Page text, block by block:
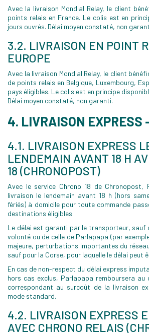
Avec la livraison Mondial Relay, le client
points relais en France. Le colis est en
jours ouvrés. Délai moyen constaté, non
3.2. LIVRAISON EN POINT
EUROPE
Avec la livraison Mondial Relay, le client
de points relais en Belgique, Luxembourg,
pays éligibles. Le colis est en principe
Délai moyen constaté, non garanti.
4. LIVRAISON EXPRESS
4.1. LIVRAISON EXPRESS
LENDEMAIN AVANT 18 H
18 (CHRONOPOST)
Avec le service Chrono 18 de Chronopost,
livraison le lendemain avant 18 h (hors
fériés) à domicile pour toute commande
destinations éligibles.
Le délai est garanti par le transporteur, sauf
volonté ou de celle de Parlapapa (par
majeure, perturbations importantes du
sauf pour la Corse, pour laquelle le délai peut
En cas de non-respect du délai express
hors cas exclus, Parlapapa remboursera
correspondant au surcoût de la livraison
mode standard.
4.2. LIVRAISON EXPRESS
AVEC CHRONO RELAIS